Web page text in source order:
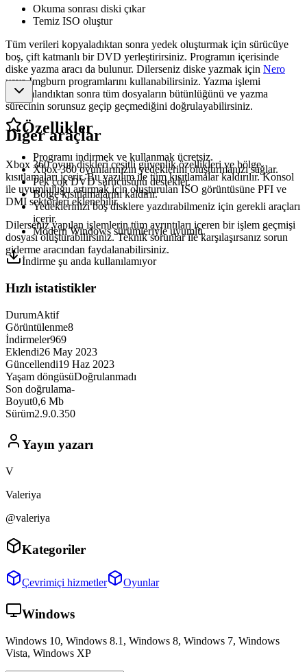
Okuma sonrası diski çıkar
Temiz ISO oluştur
Tüm verileri kopyaladıktan sonra yedek oluşturmak için sürücüye
boş, çift katmanlı bir DVD yerleştirirsiniz. Programın içerisinde
diske yazma aracı da bulunur. Dilerseniz diske yazmak için Nero
veya Imgburn programlarını kullanabilirsiniz. Yazma işlemi
tamamlandıktan sonra tüm dosyaların bütünlüğünü ve yazma
sürecinin sorunsuz geçip geçmediğini doğrulayabilirsiniz.
Diğer araçlar
Xbox 360 oyun diskleri çeşitli güvenlik özellikleri ve bölge
kısıtlamaları içerir. Bu yazılım ile tüm kısıtlamalar kaldırılır. Konsol
ile uyumluluğu artırmak için oluşturulan ISO görüntüsüne PFI ve
DMI sektörleri eklenebilir.
Dilerseniz yapılan işlemlerin tüm ayrıntıları içeren bir işlem geçmişi
dosyası oluşturabilirsiniz. Teknik sorunlar ile karşılaşırsanız sorun
giderme aracından faydalanabilirsiniz.
Özellikler
Programı indirmek ve kullanmak ücretsiz.
Xbox 360 oyunlarınızın yedeklerini oluşturmanızı sağlar.
Pek çok DVD sürücüsünü destekler.
Bölge kısıtlamalarını kaldırır.
Yedeklerinizi boş disklere yazdırabilmeniz için gerekli araçları
içerir.
Modern Windows sürümleriyle uyumlu.
İndirme şu anda kullanılamıyor
Hızlı istatistikler
DurumAktif
Görüntülenme8
İndirmeler969
Eklendi26 May 2023
Güncellendi19 Haz 2023
Yaşam döngüsüDoğrulanmadı
Son doğrulama-
Boyut0,6 Mb
Sürüm2.9.0.350
Yayın yazarı
V
Valeriya
@valeriya
Kategoriler
Çevrimiçi hizmetler Oyunlar
Windows
Windows 10, Windows 8.1, Windows 8, Windows 7, Windows
Vista, Windows XP